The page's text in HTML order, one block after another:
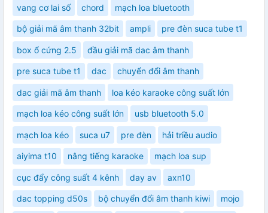
vang cơ lai số chord mạch loa bluetooth
bộ giải mã âm thanh 32bit ampli pre đèn suca tube t1
box ổ cứng 2.5 đầu giải mã dac âm thanh
pre suca tube t1 dac chuyển đổi âm thanh
dac giải mã âm thanh loa kéo karaoke công suất lớn
mạch loa kéo công suất lớn usb bluetooth 5.0
mạch loa kéo suca u7 pre đèn hải triều audio
aiyima t10 nâng tiếng karaoke mạch loa sup
cục đẩy công suất 4 kênh day av axn10
dac topping d50s bộ chuyển đổi âm thanh kiwi mojo